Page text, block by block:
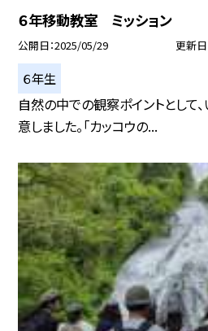
６年移動教室 ミッション
公開日 2025/05/29 更新日
６年生
自然の中での観察ポイントとして
意しました。「カッコウの...